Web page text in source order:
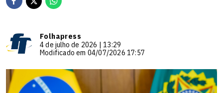
Folhapress
4 de julho de 2026 | 13:29
Modificado em 04/07/2026 17:57